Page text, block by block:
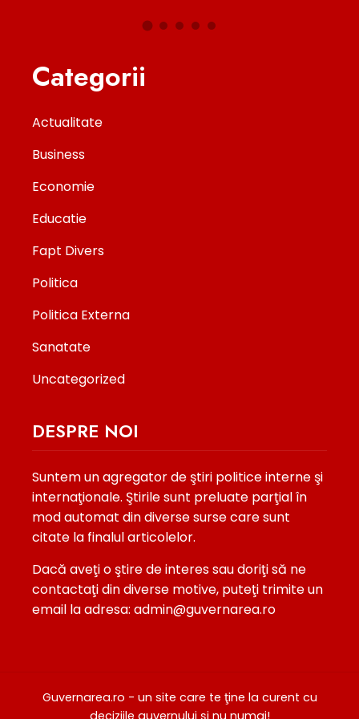
Categorii
Actualitate
Business
Economie
Educatie
Fapt Divers
Politica
Politica Externa
Sanatate
Uncategorized
DESPRE NOI
Suntem un agregator de ştiri politice interne şi
internaţionale. Ştirile sunt preluate parţial în
mod automat din diverse surse care sunt
citate la finalul articolelor.
Dacă aveţi o ştire de interes sau doriţi să ne
contactaţi din diverse motive, puteţi trimite un
email la adresa: admin@guvernarea.ro
Guvernarea.ro - un site care te ţine la curent cu
deciziile guvernului şi nu numai!